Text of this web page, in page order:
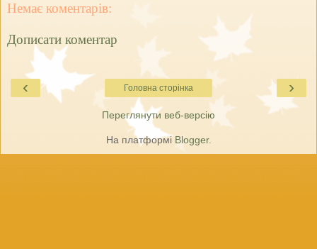
Немає коментарів:
Дописати коментар
‹ ›
Головна сторінка
Переглянути веб-версію
На платформі Blogger.